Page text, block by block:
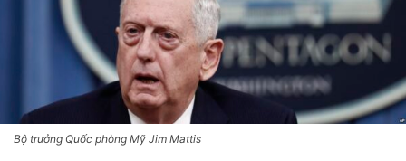
Bộ trưởng Quốc phòng Mỹ Jim Mattis